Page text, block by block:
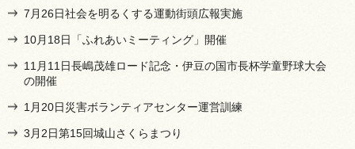
7月26日社会を明るくする運動街頭広報実施
10月18日「ふれあいミーティング」開催
11月11日長嶋茂雄ロード記念・伊豆の国市長杯学童野球大会
の開催
1月20日災害ボランティアセンター運営訓練
3月2日第15回城山さくらまつり